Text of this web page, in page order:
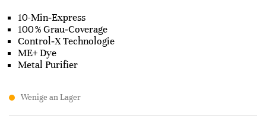
10-Min‑Express
100 % Grau‑Coverage
Control‑X Technologie
ME+ Dye
Metal Purifier
Wenige an Lager